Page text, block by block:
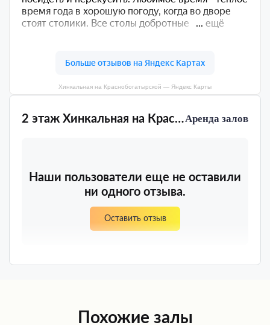
2 этаж Хинкальная на КраснобогатырскойАренда залов
Наши пользователи еще не оставили
ни одного отзыва.
Оставить отзыв
Хинкальная на Краснобогатырской — Яндекс Карты
Похожие залы